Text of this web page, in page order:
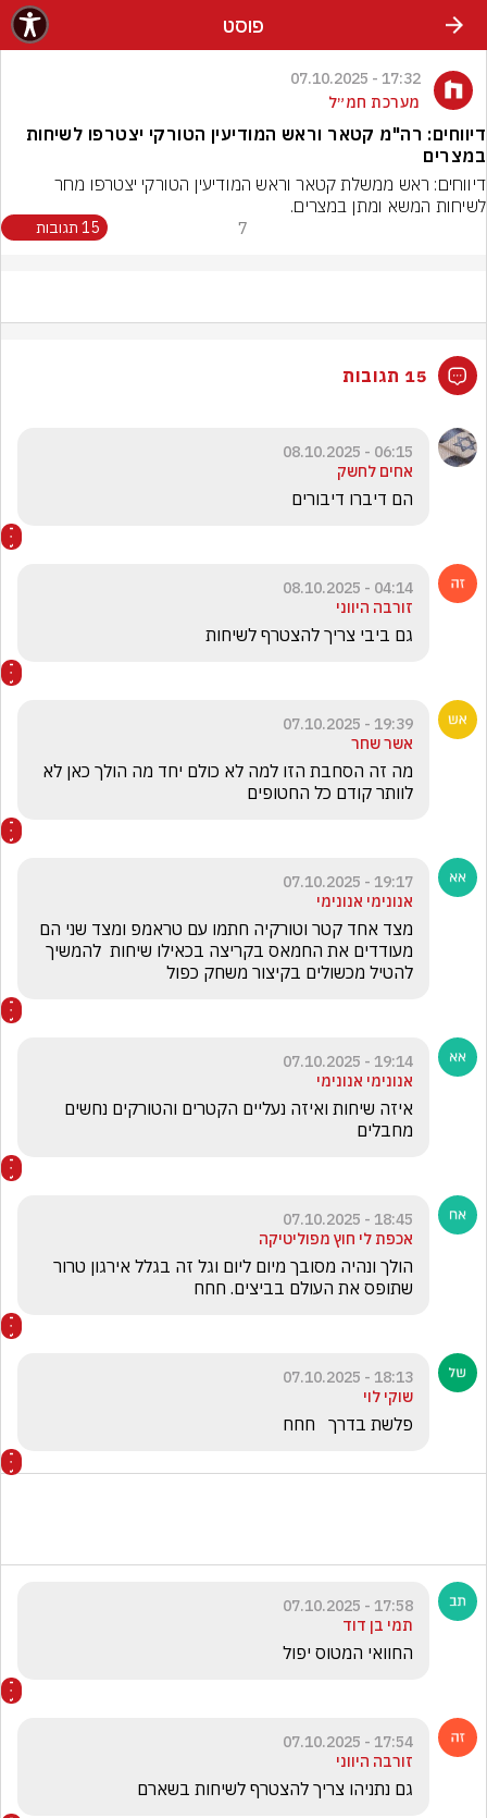
פוסט
17:32 - 07.10.2025
מערכת חמ״ל
דיווחים: רה"מ קטאר וראש המודיעין הטורקי יצטרפו לשיחות
במצרים
לשיחות המשא ומתן במצרים.
7 15 תגובות
15 תגובות
06:15 - 08.10.2025
אחים לחשק
הם דיברו דיבורים
04:14 - 08.10.2025
זורבה היווני
גם ביבי צריך להצטרף לשיחות
19:39 - 07.10.2025
אשר שחר
לוותר קודם כל החטופים
19:17 - 07.10.2025
אנונימי אנונימי
להטיל מכשולים בקיצור משחק כפול
19:14 - 07.10.2025
אנונימי אנונימי
מחבלים
18:45 - 07.10.2025
אכפת לי חוץ מפוליטיקה
שתופס את העולם בביצים. חחח
18:13 - 07.10.2025
שוקי לוי
פלשת בדרך   חחח
17:58 - 07.10.2025
תמי בן דוד
החוואי המטוס יפול
17:54 - 07.10.2025
זורבה היווני
גם נתניהו צריך להצטרף לשיחות בשארם